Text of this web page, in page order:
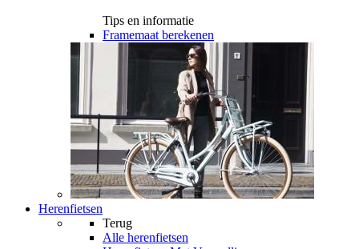
Tips en informatie
Framemaat berekenen
Herenfietsen
Terug
Alle herenfietsen